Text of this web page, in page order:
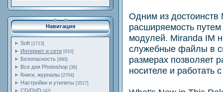
Навигация
Soft [1713]
Интернет и сети [610]
Безопасность [880]
Все для Photoshop [36]
Книги, журналы [2704]
Настройки и утилиты [3517]
CD/DVD [42]
Одним из достоинств
расширяемость
модулей. Miranda IM
служебные файлы в
размерах позволяет
носителе и работать